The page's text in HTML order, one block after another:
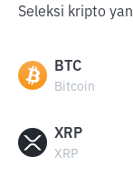
Seleksi kripto
BTC
Bitcoin
XRP
XRP